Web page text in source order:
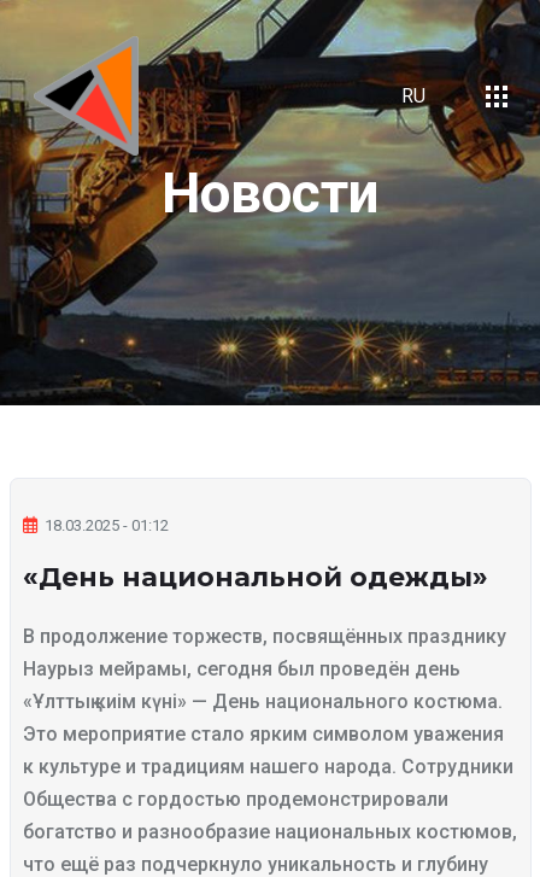
RU
Новости
18.03.2025 - 01:12
«День национальной одежды»
В продолжение торжеств, посвящённых празднику
Наурыз мейрамы, сегодня был проведён день
«Ұлттық киім күні» — День национального костюма.
Это мероприятие стало ярким символом уважения
к культуре и традициям нашего народа. Сотрудники
Общества с гордостью продемонстрировали
богатство и разнообразие национальных костюмов,
что ещё раз подчеркнуло уникальность и глубину